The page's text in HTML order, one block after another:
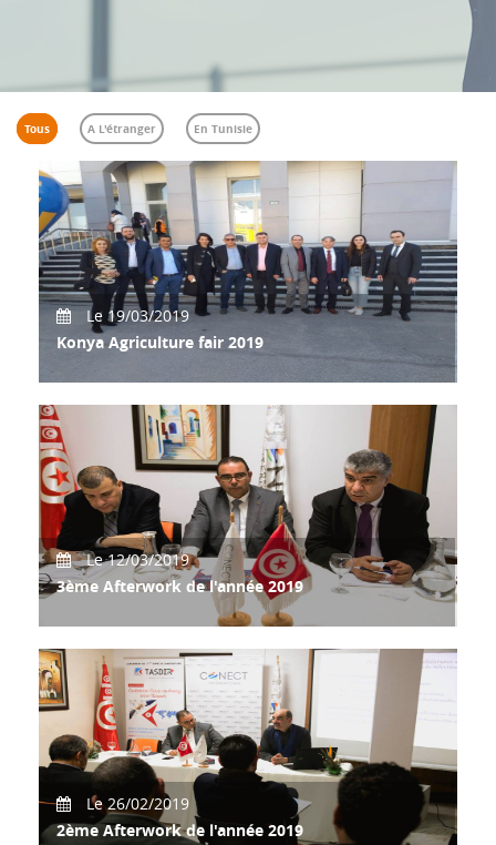
Tous A L'étranger En Tunisie
Le 19/03/2019
Konya Agriculture fair 2019
"Konya Agriculture fair 2019"
Le 12/03/2019
3ème Afterwork de l'année 2019
opportunités d'affaires en Egypte en marge d
Le 26/02/2019
2ème Afterwork de l'année 2019